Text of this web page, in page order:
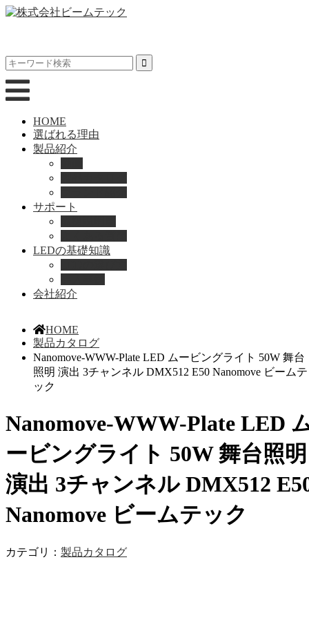
HOME
選ばれる理由
製品紹介
サポート
LEDの基礎知識
会社紹介
HOME
製品カタログ
Nanomove-WWW-Plate LED ムービングライト 50W 舞台
照明 演出 3チャンネル DMX512 E50 Nanomove ビームテ
ック
Nanomove-WWW-Plate LED
ービングライト 50W 舞台照明
演出 3チャンネル DMX512
Nanomove ビームテック
カテゴリ： 製品カタログ